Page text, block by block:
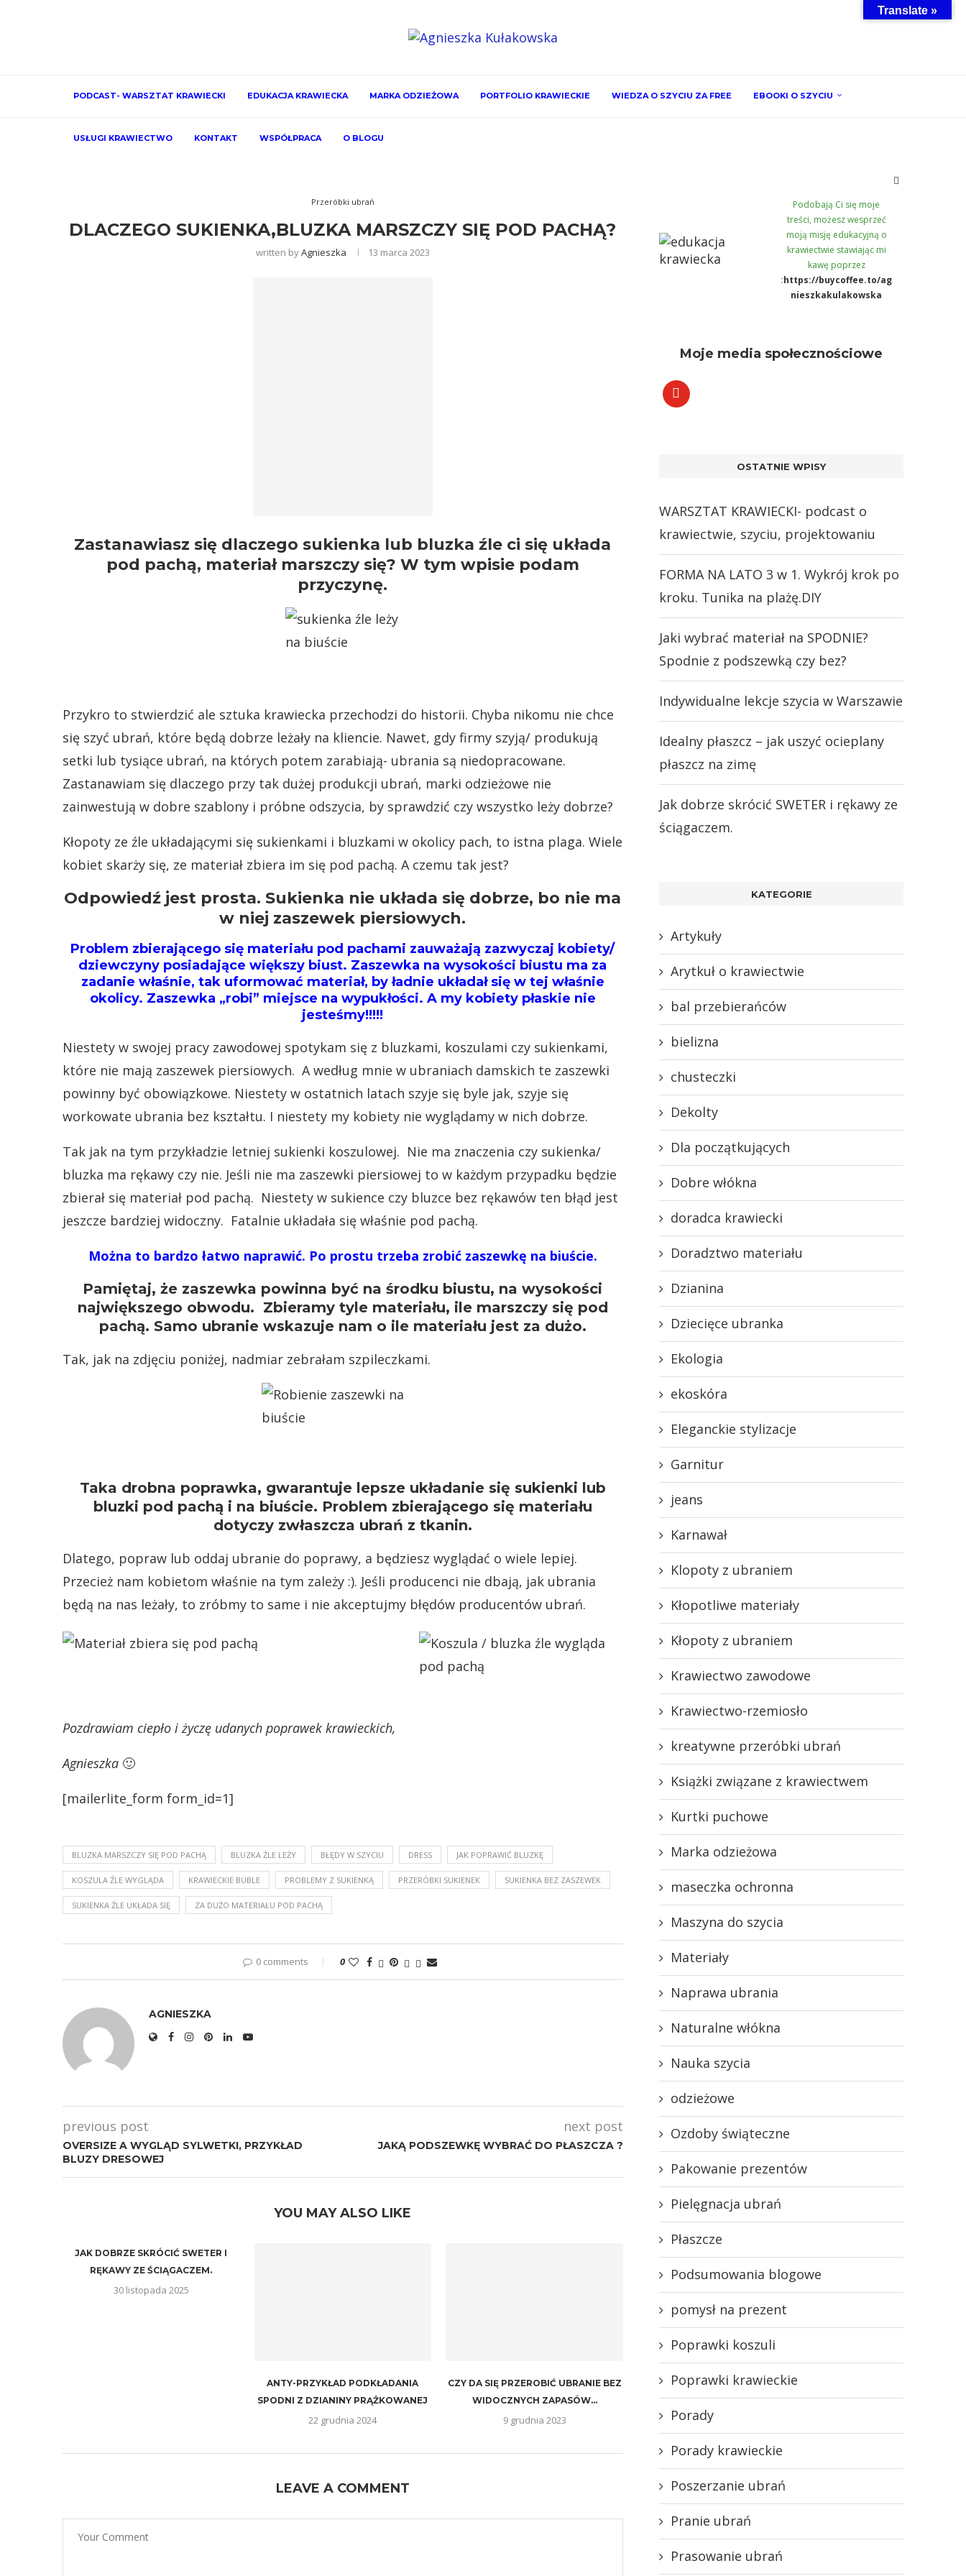
PODCAST- WARSZTAT KRAWIECKI EDUKACJA KRAWIECKA MARKA ODZIEŻOWA PORTFOLIO KRAWIECKIE WIEDZA O SZYCIU ZA FREE EBOOKI O SZYCIU
USŁUGI KRAWIECTWO KONTAKT WSPÓŁPRACA O BLOGU
Przeróbki ubrań
DLACZEGO SUKIENKA,BLUZKA MARSZCZY SIĘ POD PACHĄ?
written byAgnieszka 13 marca 2023
Zastanawiasz się dlaczego sukienka lub bluzka źle ci się układa
pod pachą, materiał marszczy się? W tym wpisie podam
przyczynę.
Przykro to stwierdzić ale sztuka krawiecka przechodzi do historii. Chyba nikomu nie chce
się szyć ubrań, które będą dobrze leżały na kliencie. Nawet, gdy firmy szyją/ produkują
setki lub tysiące ubrań, na których potem zarabiają- ubrania są niedopracowane.
Zastanawiam się dlaczego przy tak dużej produkcji ubrań, marki odzieżowe nie
zainwestują w dobre szablony i próbne odszycia, by sprawdzić czy wszystko leży dobrze?
Kłopoty ze źle układającymi się sukienkami i bluzkami w okolicy pach, to istna plaga. Wiele
kobiet skarży się, ze materiał zbiera im się pod pachą. A czemu tak jest?
Odpowiedź jest prosta. Sukienka nie układa się dobrze, bo nie ma
w niej zaszewek piersiowych.
Problem zbierającego się materiału pod pachami zauważają zazwyczaj kobiety/
dziewczyny posiadające większy biust. Zaszewka na wysokości biustu ma za
zadanie właśnie, tak uformować materiał, by ładnie układał się w tej właśnie
okolicy. Zaszewka „robi” miejsce na wypukłości. A my kobiety płaskie nie
jesteśmy!!!!!
Niestety w swojej pracy zawodowej spotykam się z bluzkami, koszulami czy sukienkami,
które nie mają zaszewek piersiowych. A według mnie w ubraniach damskich te zaszewki
powinny być obowiązkowe. Niestety w ostatnich latach szyje się byle jak, szyje się
workowate ubrania bez kształtu. I niestety my kobiety nie wyglądamy w nich dobrze.
Tak jak na tym przykładzie letniej sukienki koszulowej. Nie ma znaczenia czy sukienka/
bluzka ma rękawy czy nie. Jeśli nie ma zaszewki piersiowej to w każdym przypadku będzie
zbierał się materiał pod pachą. Niestety w sukience czy bluzce bez rękawów ten błąd jest
jeszcze bardziej widoczny. Fatalnie układała się właśnie pod pachą.
Można to bardzo łatwo naprawić. Po prostu trzeba zrobić zaszewkę na biuście.
Pamiętaj, że zaszewka powinna być na środku biustu, na wysokości
największego obwodu. Zbieramy tyle materiału, ile marszczy się pod
pachą. Samo ubranie wskazuje nam o ile materiału jest za dużo.
Tak, jak na zdjęciu poniżej, nadmiar zebrałam szpileczkami.
Taka drobna poprawka, gwarantuje lepsze układanie się sukienki lub
bluzki pod pachą i na biuście. Problem zbierającego się materiału
dotyczy zwłaszcza ubrań z tkanin.
Dlatego, popraw lub oddaj ubranie do poprawy, a będziesz wyglądać o wiele lepiej.
Przecież nam kobietom właśnie na tym zależy :). Jeśli producenci nie dbają, jak ubrania
będą na nas leżały, to zróbmy to same i nie akceptujmy błędów producentów ubrań.
Pozdrawiam ciepło i życzę udanych poprawek krawieckich,
Agnieszka 🙂
[mailerlite_form form_id=1]
BLUZKA MARSZCZY SIĘ POD PACHĄ BLUZKA ŹLE LEŻY BŁĘDY W SZYCIU DRESS JAK POPRAWIĆ BLUZKĘ
KOSZULA ŹLE WYGLĄDA KRAWIECKIE BUBLE PROBLEMY Z SUKIENKĄ PRZERÓBKI SUKIENEK SUKIENKA BEZ ZASZEWEK
SUKIENKA ŹLE UKŁADA SIĘ ZA DUŻO MATERIAŁU POD PACHĄ
0 comments 0
AGNIESZKA
previous post
OVERSIZE A WYGLĄD SYLWETKI, PRZYKŁAD
BLUZY DRESOWEJ
next post
JAKĄ PODSZEWKĘ WYBRAĆ DO PŁASZCZA ?
YOU MAY ALSO LIKE
JAK DOBRZE SKRÓCIĆ SWETER I
RĘKAWY ZE ŚCIĄGACZEM.
30 listopada 2025
ANTY-PRZYKŁAD PODKŁADANIA
SPODNI Z DZIANINY PRĄŻKOWANEJ
22 grudnia 2024
CZY DA SIĘ PRZEROBIĆ UBRANIE BEZ
WIDOCZNYCH ZAPASÓW...
9 grudnia 2023
LEAVE A COMMENT
Podobają Ci się moje
treści, możesz wesprzeć
moją misję edukacyjną o
krawiectwie stawiając mi
kawę poprzez
:https://buycoffee.to/ag
nieszkakulakowska
Moje media społecznościowe
OSTATNIE WPISY
WARSZTAT KRAWIECKI- podcast o
krawiectwie, szyciu, projektowaniu
FORMA NA LATO 3 w 1. Wykrój krok po
kroku. Tunika na plażę.DIY
Jaki wybrać materiał na SPODNIE?
Spodnie z podszewką czy bez?
Indywidualne lekcje szycia w Warszawie
Idealny płaszcz – jak uszyć ocieplany
płaszcz na zimę
Jak dobrze skrócić SWETER i rękawy ze
ściągaczem.
KATEGORIE
Artykuły
Arytkuł o krawiectwie
bal przebierańców
bielizna
chusteczki
Dekolty
Dla początkujących
Dobre włókna
doradca krawiecki
Doradztwo materiału
Dzianina
Dziecięce ubranka
Ekologia
ekoskóra
Eleganckie stylizacje
Garnitur
jeans
Karnawał
Klopoty z ubraniem
Kłopotliwe materiały
Kłopoty z ubraniem
Krawiectwo zawodowe
Krawiectwo-rzemiosło
kreatywne przeróbki ubrań
Książki związane z krawiectwem
Kurtki puchowe
Marka odzieżowa
maseczka ochronna
Maszyna do szycia
Materiały
Naprawa ubrania
Naturalne włókna
Nauka szycia
odzieżowe
Ozdoby świąteczne
Pakowanie prezentów
Pielęgnacja ubrań
Płaszcze
Podsumowania blogowe
pomysł na prezent
Poprawki koszuli
Poprawki krawieckie
Porady
Porady krawieckie
Poszerzanie ubrań
Pranie ubrań
Prasowanie ubrań
Translate »